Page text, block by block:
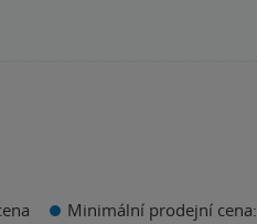
Minimální prodejní cena: